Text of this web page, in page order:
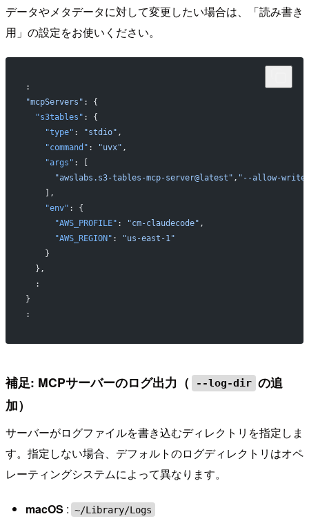
データやメタデータに対して変更したい場合は、「読み書き
用」の設定をお使いください。
:
"mcpServers" : {
  "s3tables"
: {
    "type"
: "stdio" ,
    "command"
: "uvx" ,
    "args"
: [
      "awslabs.s3-tables-mcp-server@latest"
, "--allow-
    ],
    "env"
: {
      "AWS_PROFILE"
: "cm-claudecode" ,
      "AWS_REGION"
:
"us-east-1"
    }
  },
  :
}
:
補足: MCPサーバーのログ出力（ --log-dir の追
加）
サーバーがログファイルを書き込むディレクトリを指定しま
す。指定しない場合、デフォルトのログディレクトリはオペ
レーティングシステムによって異なります。
macOS : ~/Library/Logs